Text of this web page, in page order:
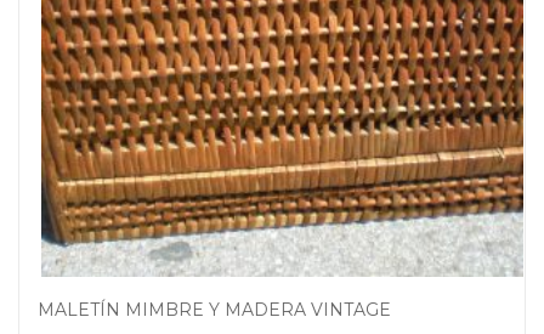
MALETÍN MIMBRE Y MADERA VINTAGE